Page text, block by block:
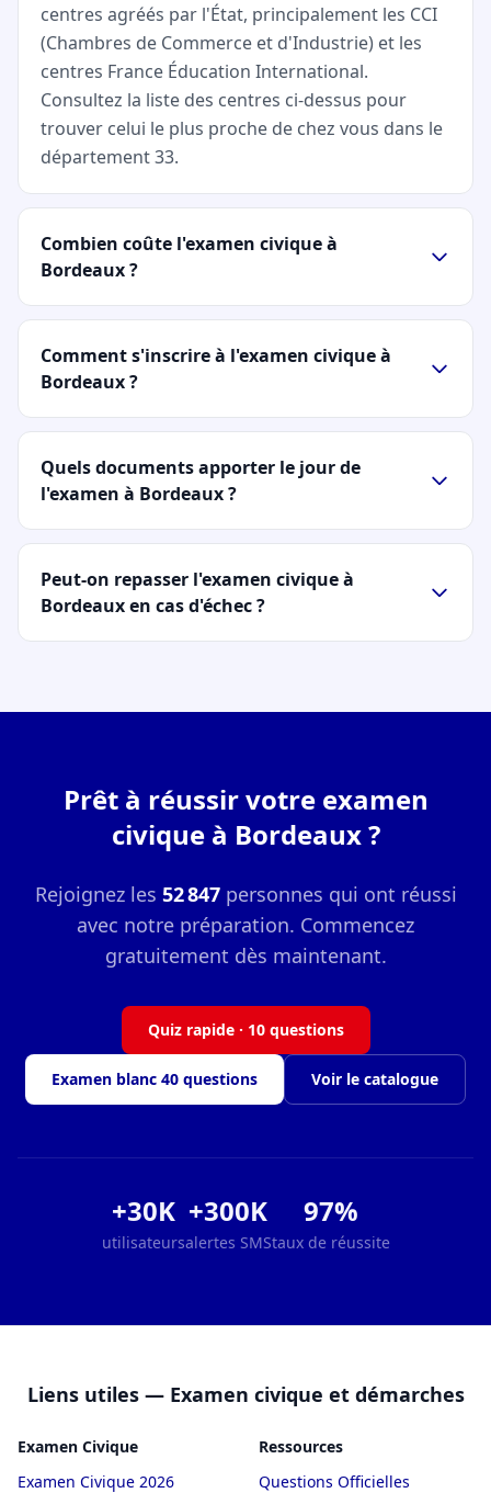
centres agréés par l'État, principalement les CCI
(Chambres de Commerce et d'Industrie) et les
centres France Éducation International.
Consultez la liste des centres ci-dessus pour
trouver celui le plus proche de chez vous dans le
département 33.
Combien coûte l'examen civique à
Bordeaux ?
Comment s'inscrire à l'examen civique à
Bordeaux ?
Quels documents apporter le jour de
l'examen à Bordeaux ?
Peut-on repasser l'examen civique à
Bordeaux en cas d'échec ?
Prêt à réussir votre examen
civique à Bordeaux ?
Rejoignez les 52 847personnes qui ont réussi
avec notre préparation. Commencez
gratuitement dès maintenant.
Quiz rapide · 10 questions
Examen blanc 40 questions Voir le catalogue
+30K
utilisateurs
+300K
alertes SMS
97%
taux de réussite
Liens utiles — Examen civique et démarches
Examen Civique
Examen Civique 2026
Ressources
Questions Officielles